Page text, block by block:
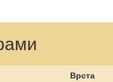
Врста